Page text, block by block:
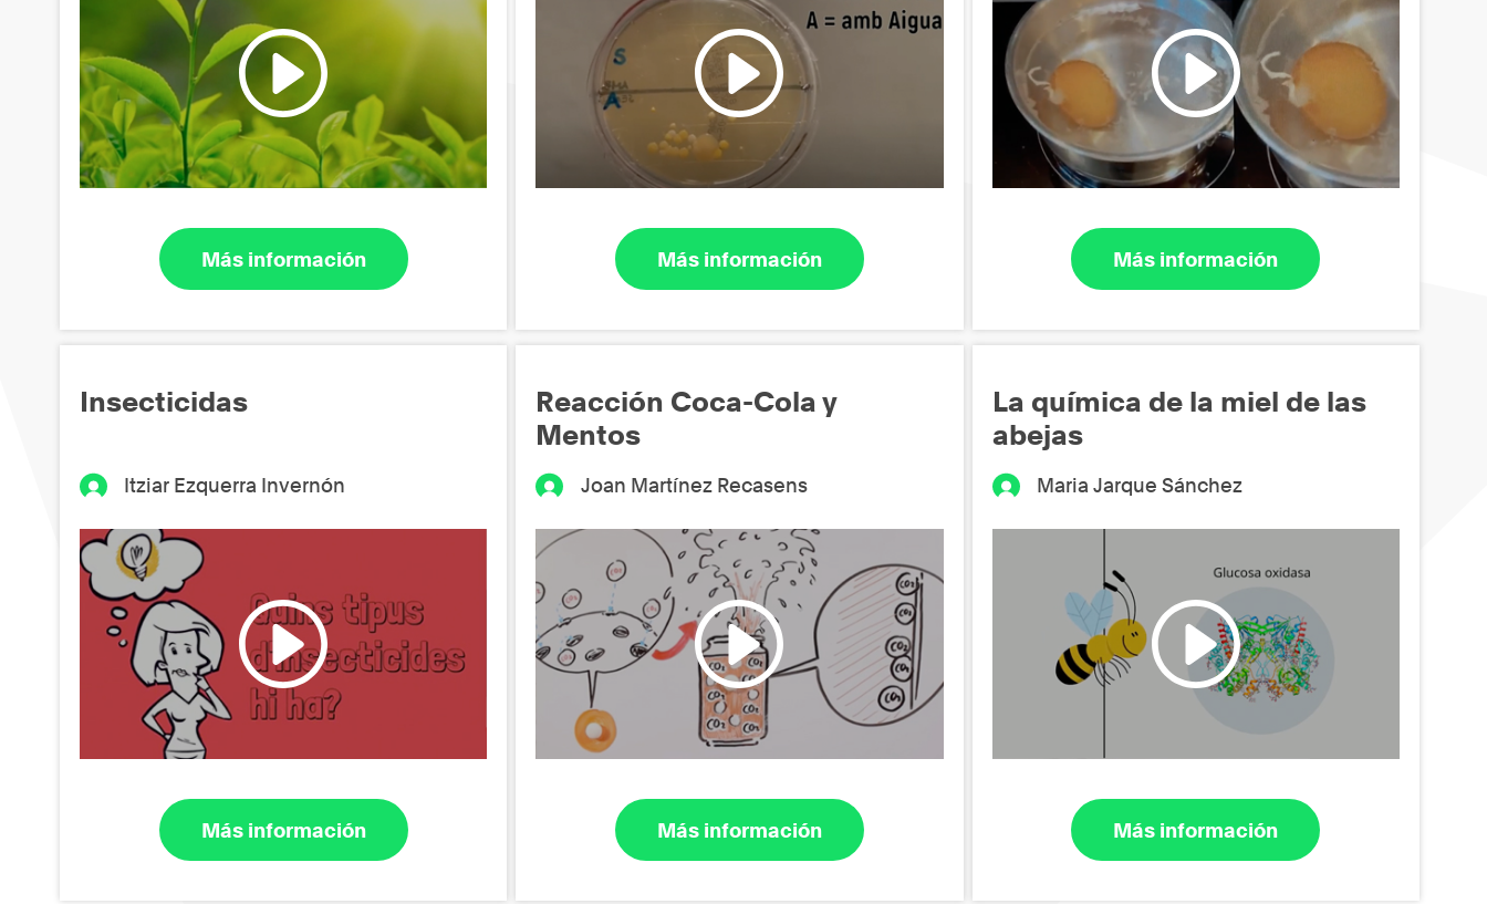
Más información Más información Más información
Insecticidas
Itziar Ezquerra Invernón
Más información
Reacción Coca-Cola y
Mentos
Joan Martínez Recasens
Más información
La química de la miel de las
abejas
Maria Jarque Sánchez
Más información